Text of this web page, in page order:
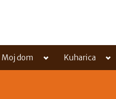
Moj dom
Toggle
menu
Kuharica